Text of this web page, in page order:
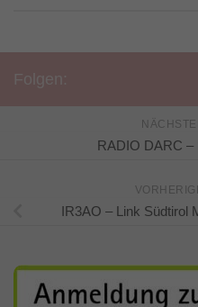
RADIO DARC –
IR3AO – Link Südtirol